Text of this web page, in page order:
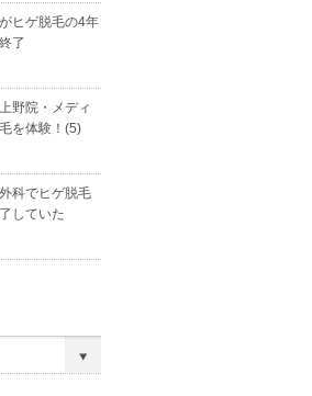
ヒゲ脱毛の4年
了
野院・メディ
を体験！(5)
科でヒゲ脱毛
していた